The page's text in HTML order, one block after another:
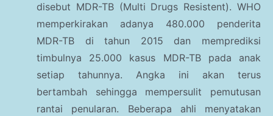
disebut MDR-TB (Multi Drugs Resistent). WHO
memperkirakan adanya 480.000 penderita
MDR-TB di tahun 2015 dan memprediksi
timbulnya 25.000 kasus MDR-TB pada anak
setiap tahunnya. Angka ini akan terus
bertambah sehingga mempersulit pemutusan
rantai penularan. Beberapa ahli menyatakan